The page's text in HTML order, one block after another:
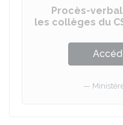
Procès-
les collèges du